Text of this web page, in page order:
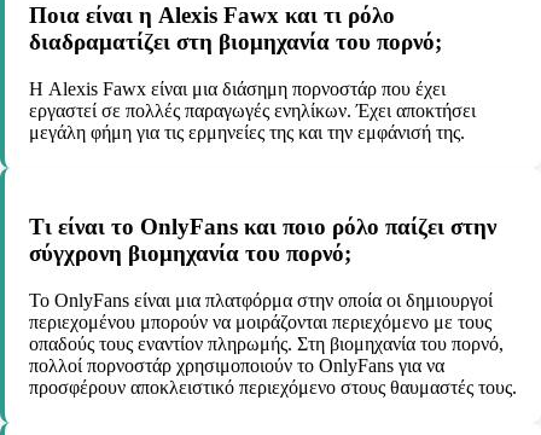
Ποια είναι η Alexis Fawx και τι ρόλο
διαδραματίζει στη βιομηχανία του πορνό;
Η Alexis Fawx είναι μια διάσημη πορνοστάρ που έχει
εργαστεί σε πολλές παραγωγές ενηλίκων. Έχει αποκτήσει
μεγάλη φήμη για τις ερμηνείες της και την εμφάνισή της.
Τι είναι το OnlyFans και ποιο ρόλο παίζει στην
σύγχρονη βιομηχανία του πορνό;
Το OnlyFans είναι μια πλατφόρμα στην οποία οι δημιουργοί
περιεχομένου μπορούν να μοιράζονται περιεχόμενο με τους
οπαδούς τους εναντίον πληρωμής. Στη βιομηχανία του πορνό,
πολλοί πορνοστάρ χρησιμοποιούν το OnlyFans για να
προσφέρουν αποκλειστικό περιεχόμενο στους θαυμαστές τους.